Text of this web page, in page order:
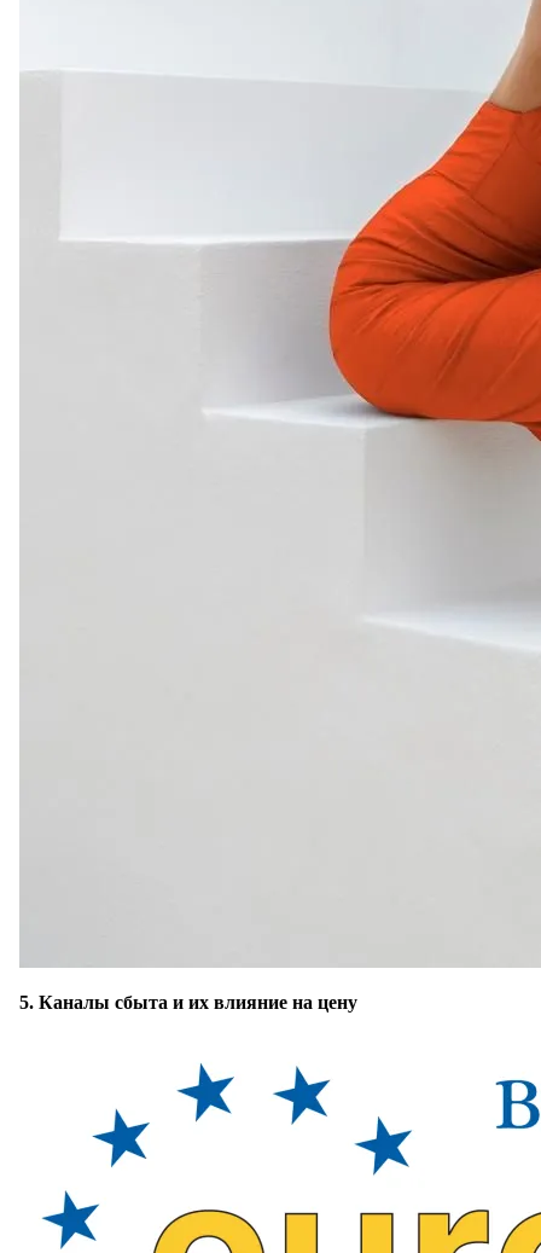
5. Каналы сбыта и их влияние на цену